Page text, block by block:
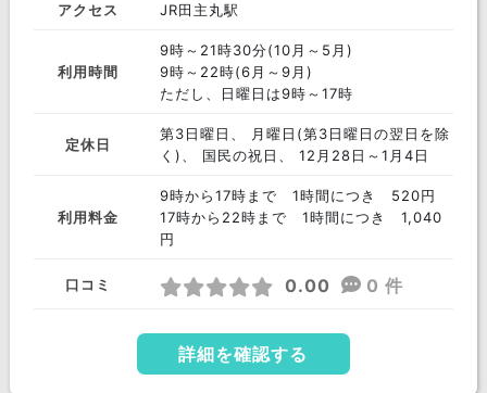
アクセス JR田主丸駅
利用時間
9時～21時30分(10月～5月)
9時～22時(6月～9月)
ただし、日曜日は9時～17時
定休日
第3日曜日、 月曜日(第3日曜日の翌日を除
く)、 国民の祝日、 12月28日～1月4日
利用料金
9時から17時まで 1時間につき 520円
17時から22時まで 1時間につき 1,040
円
口コミ 0.00 0 件
詳細を確認する